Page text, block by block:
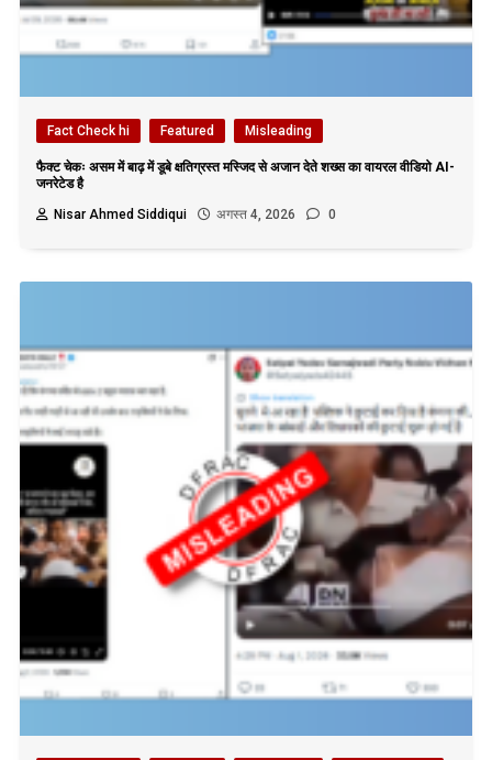
Fact Check hi Featured Misleading
फैक्ट चेकः असम में बाढ़ में डूबे क्षतिग्रस्त मस्जिद से अजान देते शख्स का वायरल वीडियो AI-
जनरेटेड है
Nisar Ahmed Siddiqui
अगस्त 4, 2026 0